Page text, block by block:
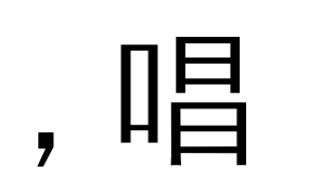
唱